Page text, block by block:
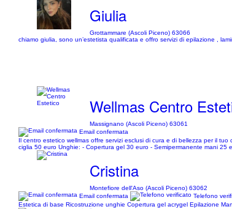
Giulia
Grottammare (Ascoli Piceno) 63066
chiamo giulia, sono un’estetista qualificata e offro servizi di epilazione ,
Wellmas Centro
Massignano (Ascoli Piceno) 63061
Email confermata
Il centro estetico wellmas offre servizi esclusi di cura e di bellezza per il
ciglia 50 euro Unghie: - Copertura gel 30 euro - Semipermanente mani 25
Cristina
Montefiore dell'Aso (Ascoli Piceno) 63062
Email confermata
Telefono
Estetica di base Ricostruzione unghie Copertura gel acrygel Epilazione